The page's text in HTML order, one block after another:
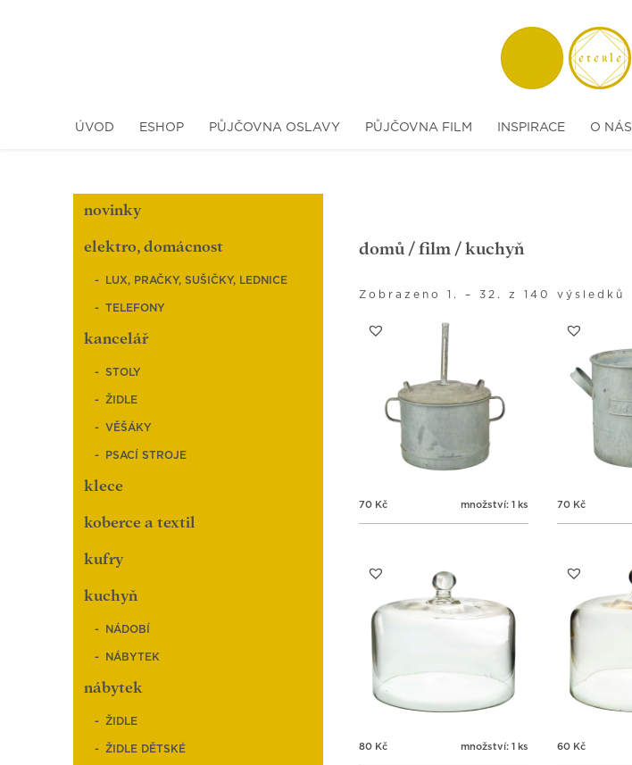
ÚVOD ESHOP PŮJČOVNA OSLAVY PŮJČOVNA FILM INSPIRACE O NÁS
novinky
elektro, domácnost
LUX, PRAČKY, SUŠIČKY, LEDNICE
TELEFONY
kancelář
STOLY
ŽIDLE
VĚŠÁKY
PSACÍ STROJE
klece
koberce a textil
kufry
kuchyň
NÁDOBÍ
NÁBYTEK
nábytek
ŽIDLE
ŽIDLE DĚTSKÉ
domů / film / kuchyň
Zobrazeno 1. – 32. z 140 výsledků
70 Kč množství: 1 ks 70 Kč
80 Kč množství: 1 ks 60 Kč